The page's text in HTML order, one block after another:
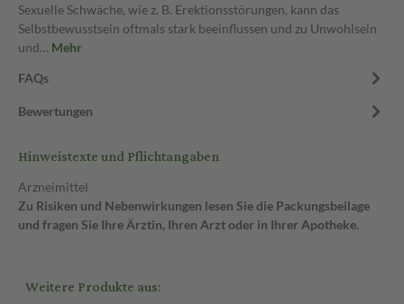
Sexuelle Schwäche, wie z. B. Erektionsstörungen, kann das
Selbstbewusstsein oftmals stark beeinflussen und zu Unwohlsein
und… Mehr
FAQs
Bewertungen
Hinweistexte und Pflichtangaben
Arzneimittel
Zu Risiken und Nebenwirkungen lesen Sie die Packungsbeilage
und fragen Sie Ihre Ärztin, Ihren Arzt oder in Ihrer Apotheke.
Weitere Produkte aus: